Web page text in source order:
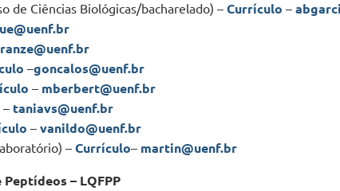
de Ciências Biológicas/bacharelado) – Currículo –
–goncalos@uenf.br
– mberbert@uenf.br
– taniavs@uenf.br
– vanildo@uenf.br
– Currículo– martin@uenf.br
– LQFPP